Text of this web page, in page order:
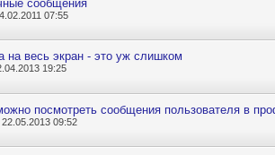
сообщения
07:55
на весь экран - это уж слишком
19:25
посмотреть сообщения пользователя в
, 22.05.2013 09:52